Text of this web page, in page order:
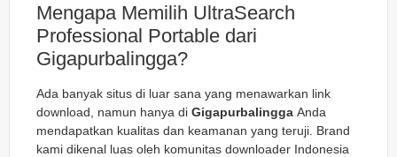
Mengapa Memilih UltraSearch
Professional Portable dari
Gigapurbalingga?
Ada banyak situs di luar sana yang menawarkan link
download, namun hanya di Gigapurbalingga Anda
mendapatkan kualitas dan keamanan yang teruji. Brand
kami dikenal luas oleh komunitas downloader Indonesia